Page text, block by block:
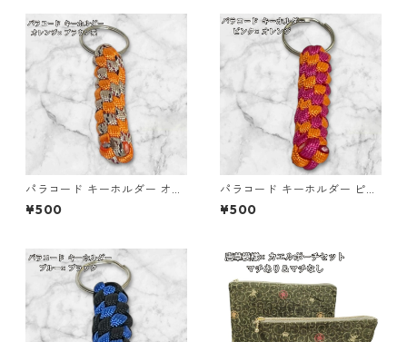
パラコード キーホルダー オレ
ンジ ブラウン系 編み込み s35
¥500
パラコード キーホルダー ピン
ク オレンジ 編み込み s17
¥500